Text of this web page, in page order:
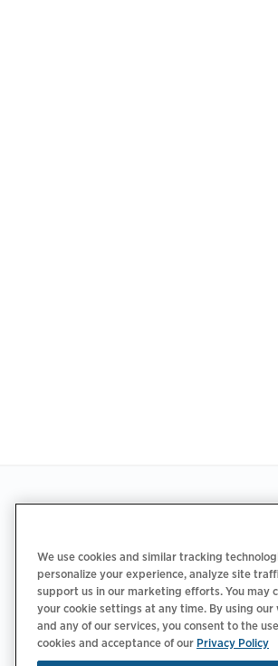
We use cookies and similar tracking
personalize your experience, analyze site
support us in our marketing efforts. You may
your cookie settings at any time. By using our
and any of our services, you consent to the
cookies and acceptance of our Privacy Policy